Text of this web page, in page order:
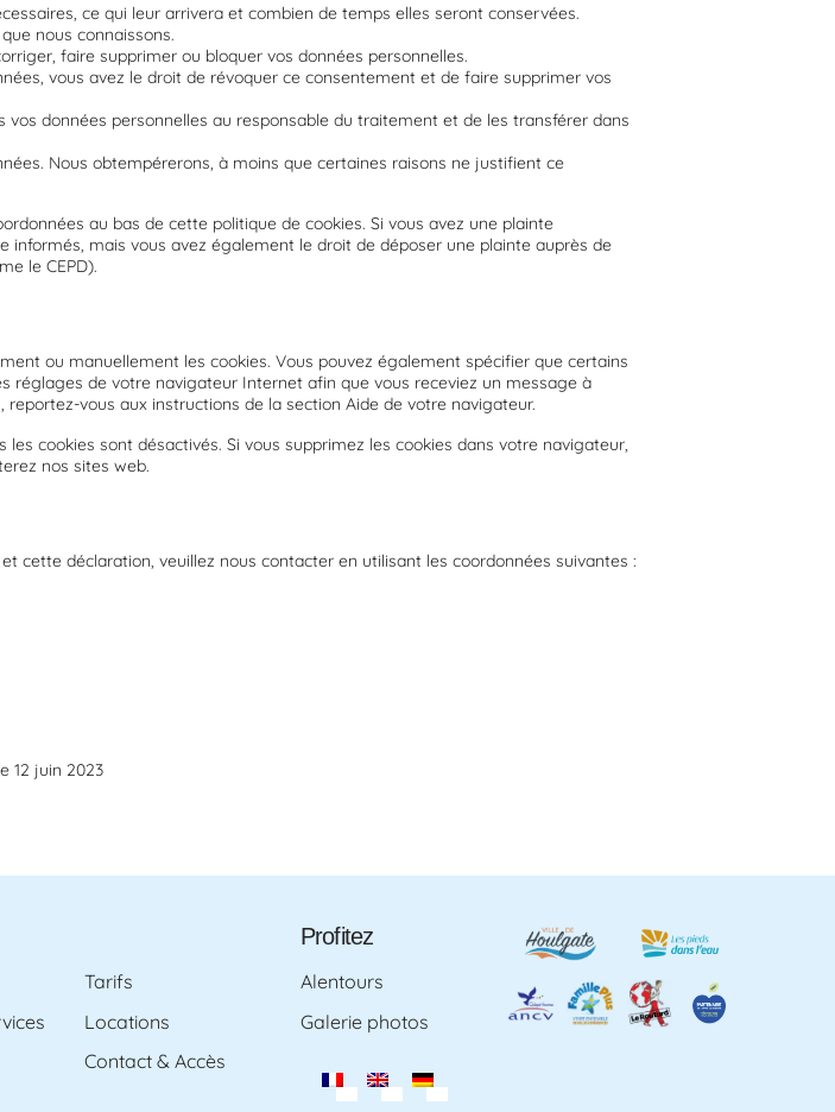
ce qui leur arrivera et combien de temps elles seront conservées.
nous connaissons.
faire supprimer ou bloquer vos données personnelles.
vous avez le droit de révoquer ce consentement et de faire supprimer vos
données personnelles au responsable du traitement et de les transférer dans
Nous obtempérerons, à moins que certaines raisons ne justifient ce
au bas de cette politique de cookies. Si vous avez une plainte
mais vous avez également le droit de déposer une plainte auprès de
le CEPD).
ou manuellement les cookies. Vous pouvez également spécifier que certains
réglages de votre navigateur Internet afin que vous receviez un message à
reportez-vous aux instructions de la section Aide de votre navigateur.
cookies sont désactivés. Si vous supprimez les cookies dans votre navigateur,
nos sites web.
cette déclaration, veuillez nous contacter en utilisant les coordonnées suivantes :
12 juin 2023
Tarifs
Locations
Contact & Accès
Profitez
Alentours
Galerie photos